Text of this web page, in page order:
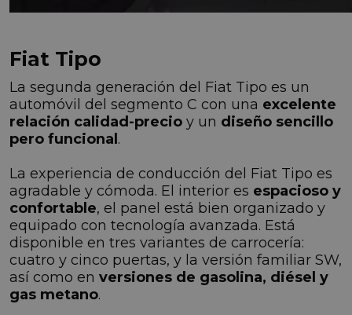
Fiat Tipo
La segunda generación del Fiat Tipo es un
automóvil del segmento C con una excelente
relación calidad-precio y un diseño sencillo
pero funcional.
La experiencia de conducción del Fiat Tipo es
agradable y cómoda. El interior es espacioso y
confortable, el panel está bien organizado y
equipado con tecnología avanzada. Está
disponible en tres variantes de carrocería:
cuatro y cinco puertas, y la versión familiar SW,
así como en versiones de gasolina, diésel y
gas metano.